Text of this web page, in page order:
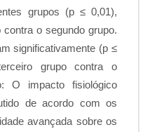
grupos (p ≤ 0,01),
o segundo grupo.
significativamente (p ≤
grupo contra o
O impacto fisiológico
de acordo com os
avançada sobre os